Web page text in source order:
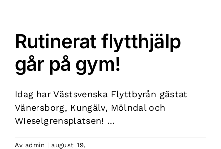
det
vilda!
Rutinerat flytthjälp
går på gym!
Idag har Västsvenska Flyttbyrån gästat
Vänersborg, Kungälv, Mölndal och
Wieselgrensplatsen! ...
Avadmin | augusti 19,